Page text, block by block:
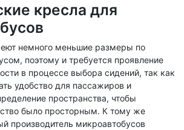
кресла для
немного меньшие размеры по
поэтому и требуется проявление
в процессе выбора сидений, так как
удобство для пассажиров и
пространства, чтобы
было просторным. К тому же
производитель микроавтобусов